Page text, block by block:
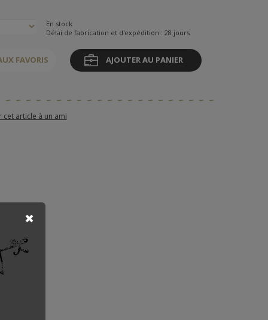
En stock
Délai de fabrication et d'expédition : 28 jours
FAVORIS AJOUTER AU PANIER
cet article à un ami